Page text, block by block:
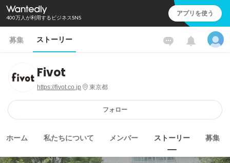
400万人が利用するビジネスSNS アプリを使う
募集 ストーリー
Fivot
https://fivot.co.jp 東京都
フォロー
ホーム 私たちについて メンバー ストーリー 募集